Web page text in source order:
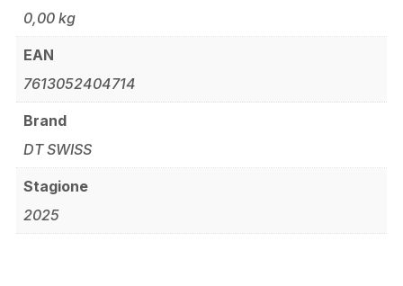
0,00 kg
EAN
7613052404714
Brand
DT SWISS
Stagione
2025